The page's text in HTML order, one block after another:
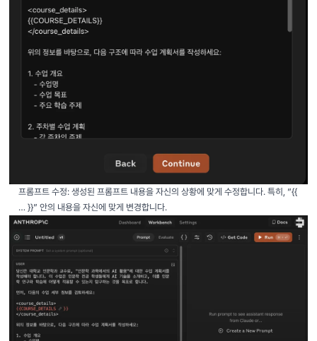
프롬프트 수정: 생성된 프롬프트 내용을 자신의 상황에 맞게 수정합니다. 특히, ”{{
… }}” 안의 내용을 자신에 맞게 변경합니다.